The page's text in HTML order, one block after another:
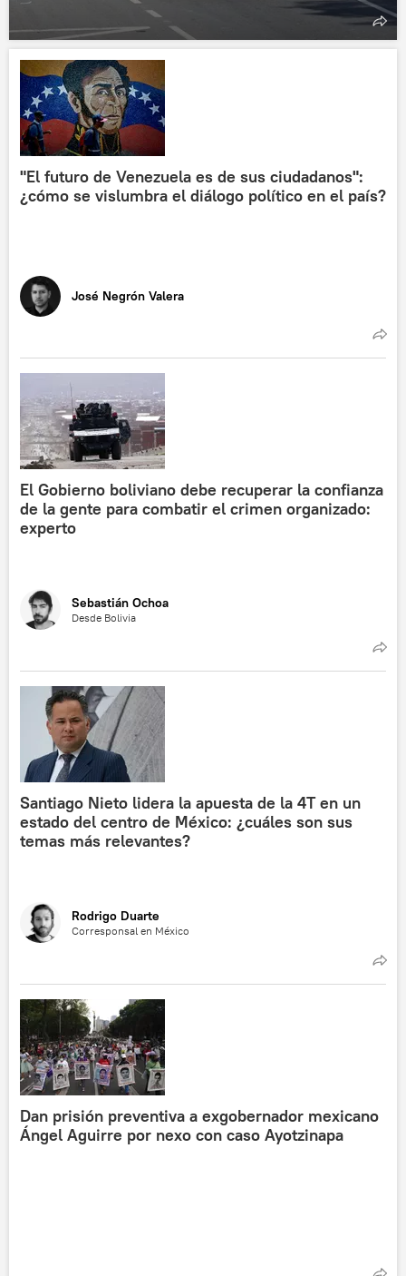
"El futuro de Venezuela es de sus ciudadanos":
¿cómo se vislumbra el diálogo político en el país?
José Negrón Valera
El Gobierno boliviano debe recuperar la confianza
de la gente para combatir el crimen organizado:
experto
Sebastián Ochoa
Desde Bolivia
Santiago Nieto lidera la apuesta de la 4T en un
estado del centro de México: ¿cuáles son sus
temas más relevantes?
Rodrigo Duarte
Corresponsal en México
Dan prisión preventiva a exgobernador mexicano
Ángel Aguirre por nexo con caso Ayotzinapa